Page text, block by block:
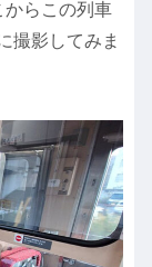
らこの列車
撮影してみま